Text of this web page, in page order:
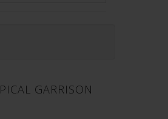
GARRISON